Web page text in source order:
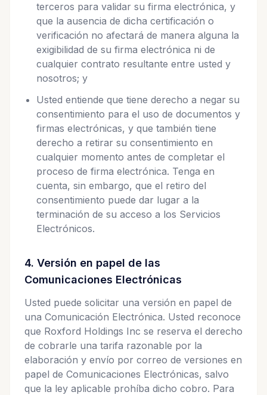
terceros para validar su firma electrónica, y
que la ausencia de dicha certificación o
verificación no afectará de manera alguna la
exigibilidad de su firma electrónica ni de
cualquier contrato resultante entre usted y
nosotros; y
Usted entiende que tiene derecho a negar su
consentimiento para el uso de documentos y
firmas electrónicas, y que también tiene
derecho a retirar su consentimiento en
cualquier momento antes de completar el
proceso de firma electrónica. Tenga en
cuenta, sin embargo, que el retiro del
consentimiento puede dar lugar a la
terminación de su acceso a los Servicios
Electrónicos.
4. Versión en papel de las
Comunicaciones Electrónicas
Usted puede solicitar una versión en papel de
una Comunicación Electrónica. Usted reconoce
que Roxford Holdings Inc se reserva el derecho
de cobrarle una tarifa razonable por la
elaboración y envío por correo de versiones en
papel de Comunicaciones Electrónicas, salvo
que la ley aplicable prohíba dicho cobro. Para